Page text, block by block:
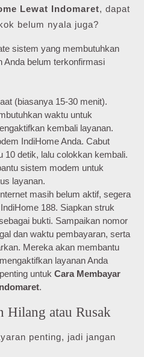
Lewat Indomaret, dapat
belum nyala juga?
sistem yang membutuhkan
Anda belum terkonfirmasi
(biasanya 15-30 menit).
waktu untuk
kembali layanan.
IndiHome Anda. Cabut
10 detik, lalu colokkan kembali.
sistem modem untuk
layanan.
masih belum aktif, segera
188. Siapkan struk
bukti. Sampaikan nomor
dan waktu pembayaran, serta
Mereka akan membantu
layanan Anda
untuk Cara Membayar
.
Hilang atau Rusak
penting, jadi jangan